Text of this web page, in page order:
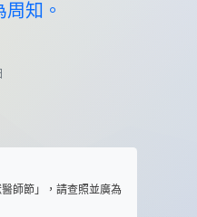
知。
師節」，請查照並廣為